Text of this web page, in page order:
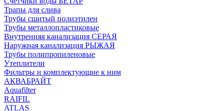
Трапы для слива
Трубы сшитый полиэтилен
Трубы металлопластиковые
Внутренняя канализация СЕРАЯ
Наружная канализация РЫЖАЯ
Трубы полипропиленовые
Утеплители
Фильтры и комплектующие к ним
АКВАБРАЙТ
Aquafilter
RAIFIL
ATLAS